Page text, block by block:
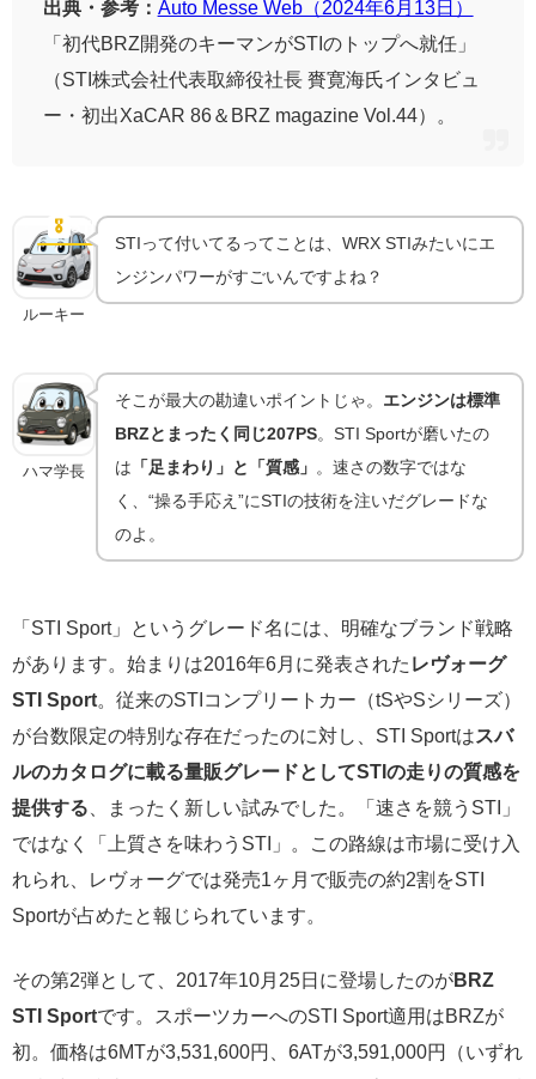
出典・参考： Auto Messe Web（2024年6月13日）
「初代BRZ開発のキーマンがSTIのトップへ就任」
（STI株式会社代表取締役社長 賚寛海氏インタビュ
ー・初出XaCAR 86＆BRZ magazine Vol.44）。
🎖 STIの流儀
ルーキー
STIって付いてるってことは、WRX STIみたいにエ
ンジンパワーがすごいんですよね？
ハマ学長
そこが最大の勘違いポイントじゃ。 エンジンは標準
BRZとまったく同じ207PS。STI Sportが磨いたの
は 「足まわり」と「質感」
。速さの数字ではな
く、“操る手応え”にSTIの技術を注いだグレードな
のよ。
「STI Sport」というグレード名には、明確なブランド戦略
があります。始まりは2016年6月に発表された レヴォーグ
STI Sport。従来のSTIコンプリートカー（tSやSシリーズ）
が台数限定の特別な存在だったのに対し、STI Sportはスバ
ルのカタログに載る量販グレードとしてSTIの走りの質感を
提供する 、まったく新しい試みでした。「速さを競うSTI」
ではなく「上質さを味わうSTI」。この路線は市場に受け入
れられ、レヴォーグでは発売1ヶ月で販売の約2割をSTI
Sportが占めたと報じられています。
その第2弾として、2017年10月25日に登場したのがBRZ
STI Sportです。スポーツカーへのSTI Sport適用はBRZが
初。価格は6MTが3,531,600円、6ATが3,591,000円（いずれ